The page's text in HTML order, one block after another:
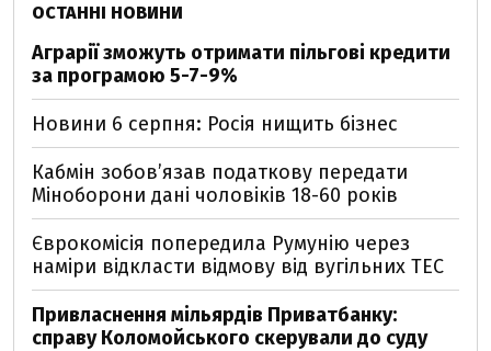
ОСТАННІ НОВИНИ
Аграрії зможуть отримати пільгові кредити
за програмою 5-7-9%
Новини 6 серпня: Росія нищить бізнес
Кабмін зобовʼязав податкову передати
Міноборони дані чоловіків 18-60 років
Єврокомісія попередила Румунію через
наміри відкласти відмову від вугільних ТЕС
Привласнення мільярдів Приватбанку:
справу Коломойського скерували до суду